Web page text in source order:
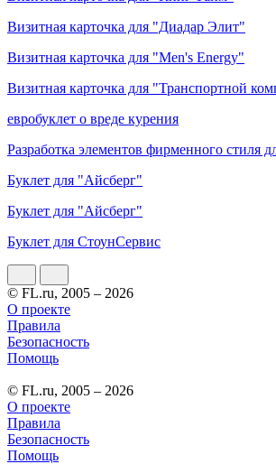
Визитная карточка для "Диадар Элит"
Визитная карточка для "Men's Energy"
Визитная карточка для "Транспортной
евробуклет о вреде курения
Разработка элементов фирменного
Буклет для "Айсберг"
Буклет для "Айсберг"
Буклет для СтоунСервис
© FL.ru, 2005 – 2026
О проекте
Правила
Безопасность
Помощь
© FL.ru, 2005 – 2026
О проекте
Правила
Безопасность
Помощь